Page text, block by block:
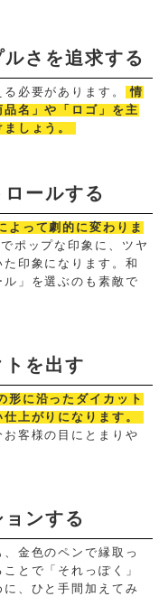
さを追求する
必要があります。
情
名」や「ロゴ」を主
しょう。
ールする
よって劇的に変わりま
ポップな印象に、ツヤ
印象になります。和
」を選ぶのも素敵で
を出す
形に沿ったダイカット
上がりになります。
客様の目にとまりや
ンする
金色のペンで縁取っ
とで「それっぽく」
、ひと手間加えてみ